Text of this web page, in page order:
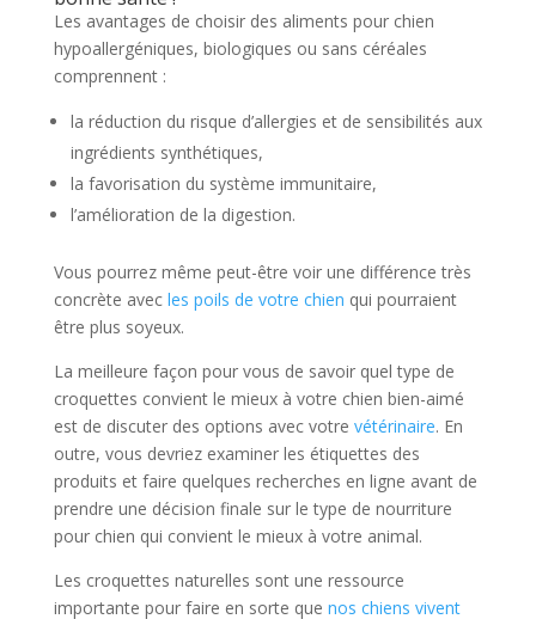
Les avantages de choisir des aliments pour chien
hypoallergéniques, biologiques ou sans céréales
comprennent :
la réduction du risque d’allergies et de sensibilités aux
ingrédients synthétiques,
la favorisation du système immunitaire,
l’amélioration de la digestion.
Vous pourrez même peut-être voir une différence très
concrète avec les poils de votre chien qui pourraient
être plus soyeux.
La meilleure façon pour vous de savoir quel type de
croquettes convient le mieux à votre chien bien-aimé
est de discuter des options avec votre vétérinaire. En
outre, vous devriez examiner les étiquettes des
produits et faire quelques recherches en ligne avant de
prendre une décision finale sur le type de nourriture
pour chien qui convient le mieux à votre animal.
Les croquettes naturelles sont une ressource
importante pour faire en sorte que nos chiens vivent